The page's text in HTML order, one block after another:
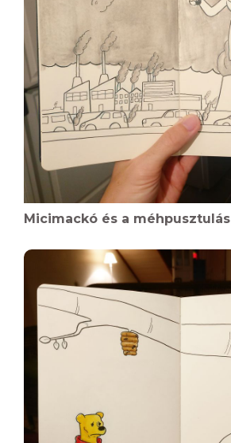
Micimackó és a méhpusztulás